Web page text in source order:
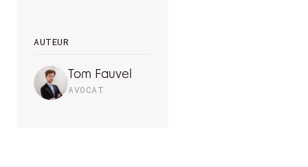
AUTEUR
Tom Fauvel
AVOCAT